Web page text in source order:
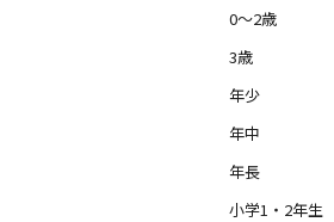
0～2歳
3歳
年少
年中
年長
小学1・2年生